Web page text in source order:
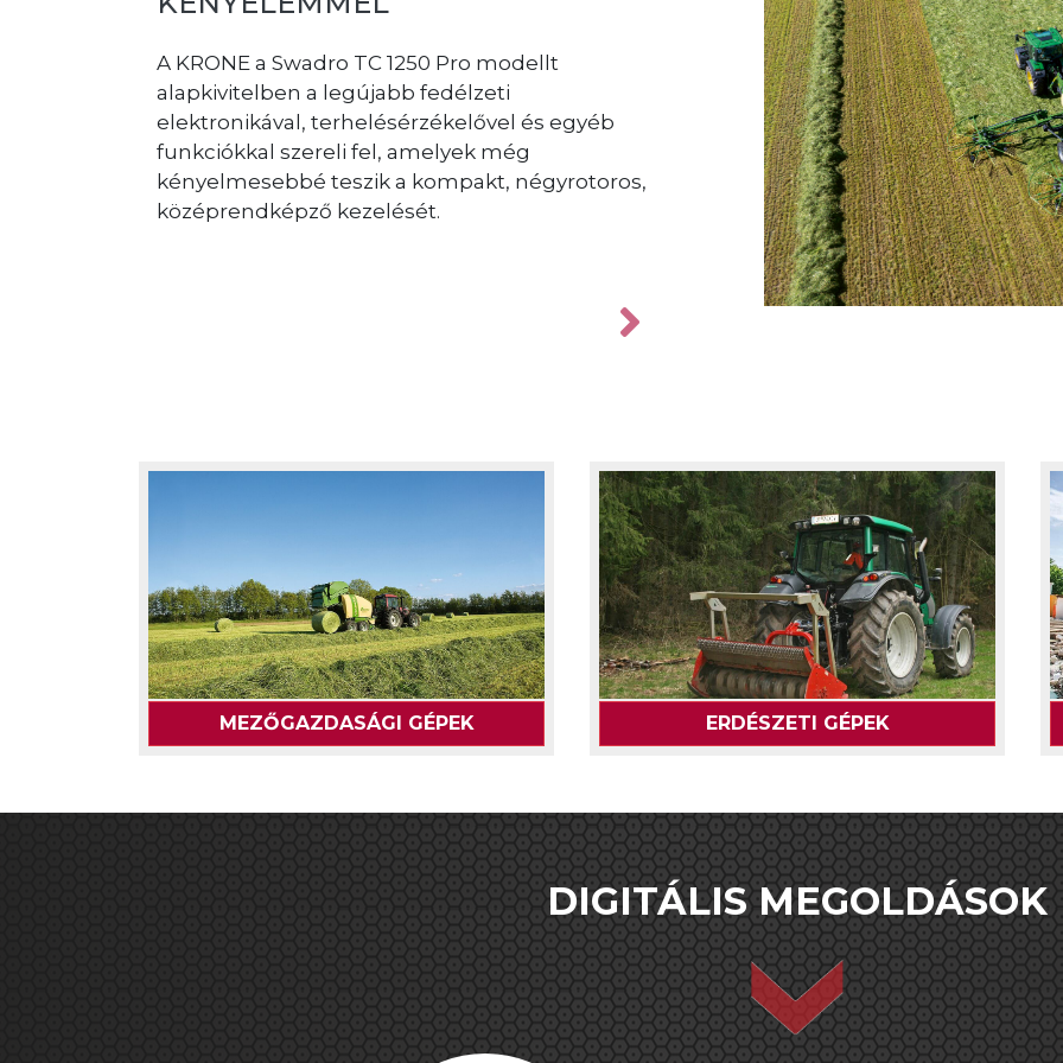
A KRONE a Swadro TC 1250 Pro modellt
alapkivitelben a legújabb fedélzeti
elektronikával, terhelésérzékelővel és egyéb
funkciókkal szereli fel, amelyek még
kényelmesebbé teszik a kompakt, négyrotoros,
középrendképző kezelését.
A SwativoT1040Pro modellel a
szalagos rendképzőjét dobja piacra.
és rendkívül kíméletes
köszönhetően ez a rendképző
különösen alkalmas leveles
például lucernához.
MEZŐGAZDASÁGI GÉPEK ERDÉSZETI GÉPEK
DIGITÁLIS MEGOLDÁSOK